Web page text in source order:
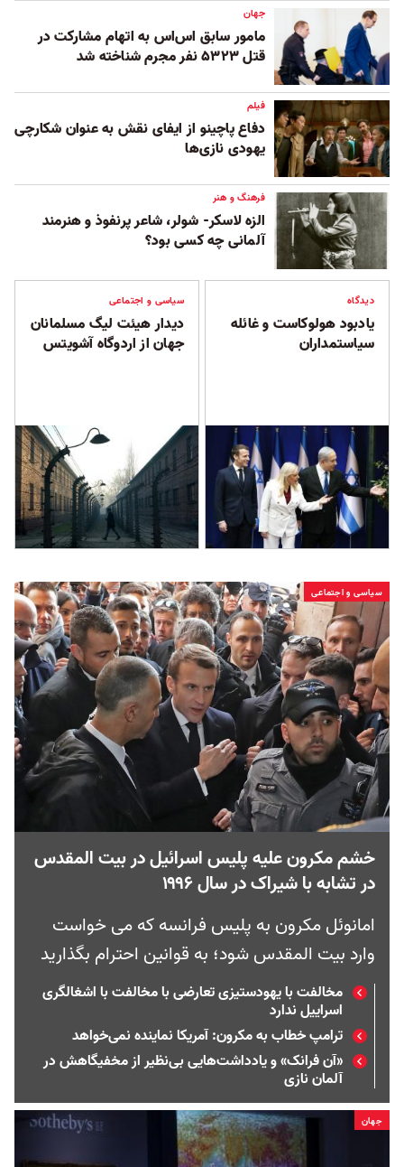
جهان
مامور سابق اس‌اس به اتهام مشارکت در
قتل ۵۳۲۳ نفر مجرم شناخته شد
فیلم
دفاع پاچینو از ایفای نقش به عنوان شکارچی
یهودی نازی‌ها
فرهنگ و هنر
الزه لاسکر- شولر، شاعر پرنفوذ و هنرمند
آلمانی چه کسی بود؟
دیدگاه
یادبود هولوکاست و غائله
سیاستمداران
سیاسی و اجتماعی
دیدار هیئت لیگ مسلمانان
جهان از اردوگاه آشویتس
سیاسی و اجتماعی
خشم مکرون علیه پلیس اسرائیل در بیت المقدس
در تشابه با شیراک در سال ۱۹۹۶
امانوئل مکرون به پلیس فرانسه که می خواست
وارد بیت المقدس شود؛ به قوانین احترام بگذارید
مخالفت با یهودستیزی تعارضی با مخالفت با اشغا‌لگری
اسراییل ندارد
ترامپ خطاب به مکرون: آمریکا نماینده نمی‌خواهد
«آن فرانک» و یادداشت‌هایی بی‌نظیر از مخفیگاهش در
آلمان نازی
جهان